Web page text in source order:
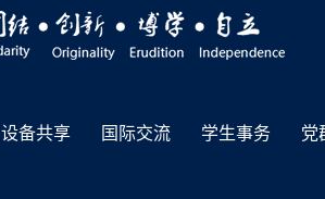
设备共享 国际交流 学生事务 党